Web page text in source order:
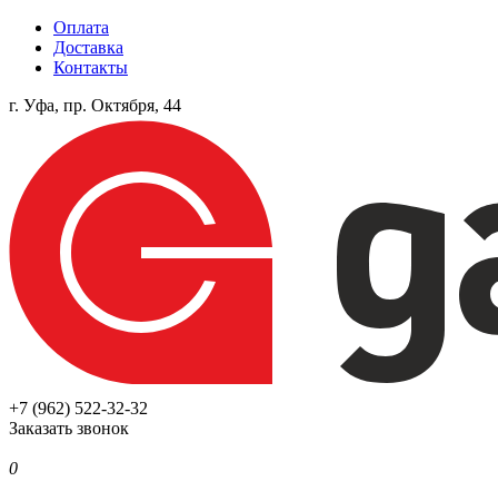
Оплата
Доставка
Контакты
г. Уфа, пр. Октября, 44
+7 (962) 522-32-32
Заказать звонок
0